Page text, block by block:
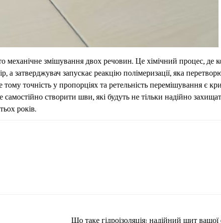
змішування двох речовин. Це хімічний процес, де
а затверджувач запускає реакцію полімеризації, яка
точність у пропорціях та ретельність перемішування є
створити шви, які будуть не тільки надійно
років.
Що таке гідроізоляція: надійний щит вашої